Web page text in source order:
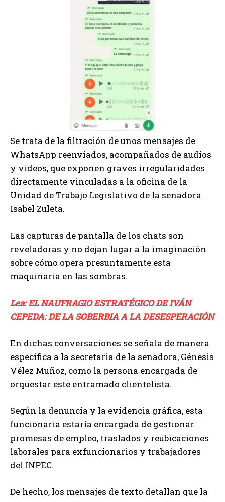
Se trata de la filtración de unos mensajes de
WhatsApp reenviados, acompañados de audios
y videos, que exponen graves irregularidades
directamente vinculadas a la oficina de la
Unidad de Trabajo Legislativo de la senadora
Isabel Zuleta.
Las capturas de pantalla de los chats son
reveladoras y no dejan lugar a la imaginación
sobre cómo opera presuntamente esta
maquinaria en las sombras.
Lea: EL NAUFRAGIO ESTRATÉGICO DE IVÁN
CEPEDA: DE LA SOBERBIA A LA DESESPERACIÓN
En dichas conversaciones se señala de manera
específica a la secretaria de la senadora, Génesis
Vélez Muñoz, como la persona encargada de
orquestar este entramado clientelista.
Según la denuncia y la evidencia gráfica, esta
funcionaria estaría encargada de gestionar
promesas de empleo, traslados y reubicaciones
laborales para exfuncionarios y trabajadores
del INPEC.
De hecho, los mensajes de texto detallan que la